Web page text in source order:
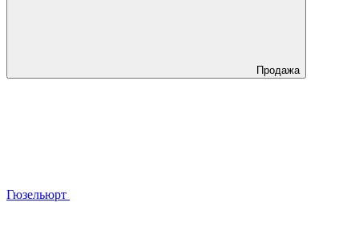
Продажа
Гюзельюрт